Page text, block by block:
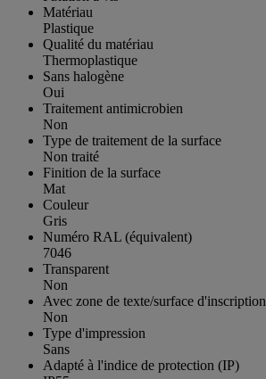
Matériau
Plastique
Qualité du matériau
Thermoplastique
Sans halogène
Oui
Traitement antimicrobien
Non
Type de traitement de la surface
Non traité
Finition de la surface
Mat
Couleur
Gris
Numéro RAL (équivalent)
7046
Transparent
Non
Avec zone de texte/surface d'inscription
Non
Type d'impression
Sans
Adapté à l'indice de protection (IP)